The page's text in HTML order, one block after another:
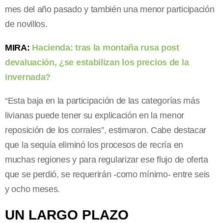
mes del año pasado y también una menor participación
de novillos.
MIRA: Hacienda: tras la montaña rusa post
devaluación, ¿se estabilizan los precios de la
invernada?
“Esta baja en la participación de las categorías más
livianas puede tener su explicación en la menor
reposición de los corrales”, estimaron. Cabe destacar
que la sequía eliminó los procesos de recría en
muchas regiones y para regularizar ese flujo de oferta
que se perdió, se requerirán -como mínimo- entre seis
y ocho meses.
UN LARGO PLAZO